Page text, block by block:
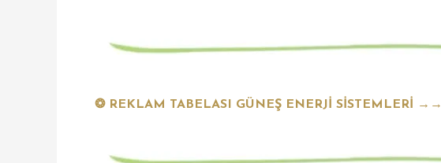
❂ REKLAM TABELASI GÜNEŞ ENERJİ SİSTEMLERİ →→